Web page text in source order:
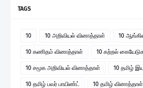
TAGS
10 10 அறிவியல் வினாத்தாள் 10
10 கணிதம் வினாத்தாள் 10 கற்றல்
10 சமூக அறிவியல் வினாத்தாள் 10 தமிழ்
10 தமிழ் பவர் பாயிண்ட் 10 தமிழ் வினாத்தாள்